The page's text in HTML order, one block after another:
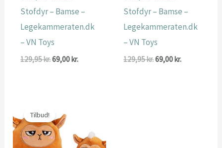
Stofdyr – Bamse –
Legekammeraten.dk
– VN Toys
129,95kr.Den
69,00kr.Den
Stofdyr – Bamse –
Legekammeraten.dk
– VN Toys
129,95kr.Den
69,00kr.Den
Tilbud!